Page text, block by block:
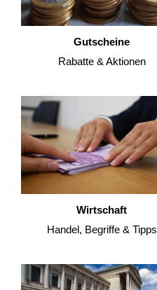
Gutscheine
Rabatte & Aktionen
Wirtschaft
Handel, Begriffe & Tipps